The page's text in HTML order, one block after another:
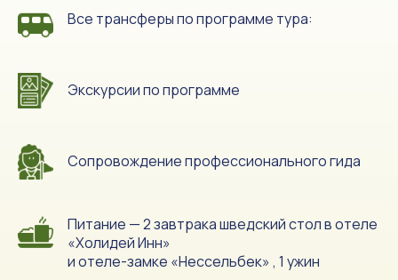
В 18:00 праздничный ужин в отеле-
Все трансферы по программе тура:
Экскурсии по программе
Сопровождение профессионального гида
Питание — 2 завтрака шведский стол в отеле
«Холидей Инн»
и отеле-замке «Нессельбек» , 1 ужин